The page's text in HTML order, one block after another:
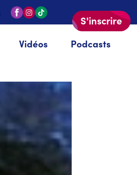
Vidéos Podcasts
S'inscrire